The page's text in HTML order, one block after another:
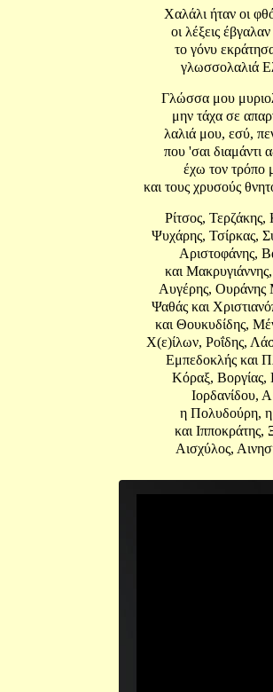
Χαλάλι ήταν οι
οι λέξεις
το γόνυ
γλωσσολαλιά
Γλώσσα μου
μην τάχα σε
λαλιά μου, εσύ,
που 'σαι διαμάντι
έχω τον τρόπο
και τους χρυσούς
Ρίτσος,
Ψυχάρης, Τσίρκας,
Αριστοφάνης,
και
Αυγέρης, Ουράνης
Ψαθάς και
και Θουκυδίδης,
Χ(ε)ίλων, Ροΐδης,
Εμπεδοκλής και
Κόραξ, Βοργίας,
Ιορδανίδου,
η Πολυδούρη, η
και
Αισχύλος,